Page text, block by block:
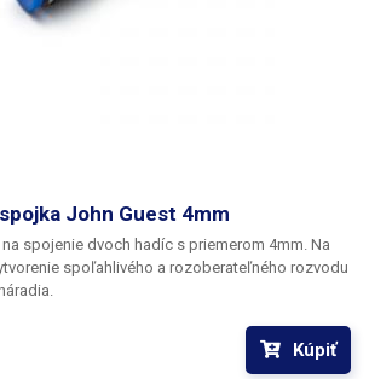
John Guest 4mm
spojenie dvoch hadíc s priemerom 4mm. Na
spoľahlivého a rozoberateľného rozvodu
Kúpiť